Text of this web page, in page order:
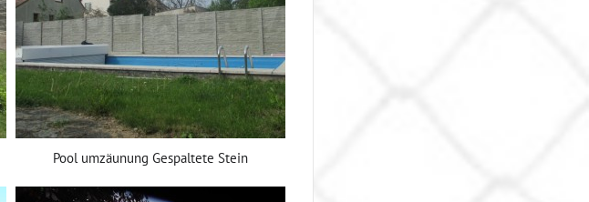
Pool umzäunung Gespaltete Stein